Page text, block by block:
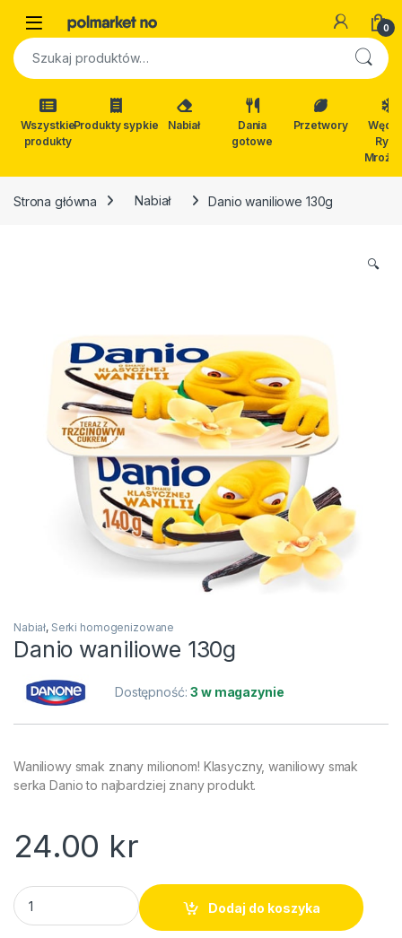
Open 0
Szukaj:
Wszystkie
produkty
Produkty sypkie Nabiał
Dania
gotowe
Przetwory
Ryby
Strona główna Nabiał Danio waniliowe 130g
🔍
Nabiał, Serki homogenizowane
Danio waniliowe 130g
Dostępność:3 w magazynie
Waniliowy smak znany milionom! Klasyczny, waniliowy smak
serka Danio to najbardziej znany produkt.
24.00 kr
Danio waniliowe 130g quantity
Dodaj do koszyka